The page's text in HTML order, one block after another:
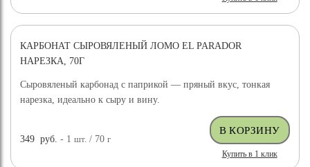
КАРБОНАТ СЫРОВЯЛЕНЫЙ ЛОМО EL PARADOR
НАРЕЗКА, 70Г
Сыровяленый карбонад с паприкой — пряный вкус, тонкая
нарезка, идеально к сыру и вину.
349 руб. - 1шт. / 70г
Купить в 1 клик